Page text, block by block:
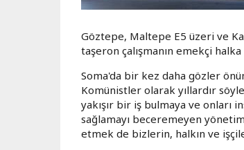
Göztepe, Maltepe E5 üzeri ve
taşeron çalışmanın emekçi
Soma'da bir kez daha gözler
Komünistler olarak yıllardır
yakışır bir iş bulmaya ve onları
sağlamayı beceremeyen
etmek de bizlerin, halkın ve